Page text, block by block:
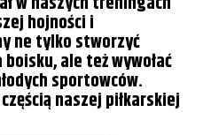
hojności i
ne tylko stworzyć
ale też wywołać
sportowców.
naszej piłkarskiej